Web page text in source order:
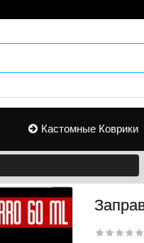
Кастомные Коврики